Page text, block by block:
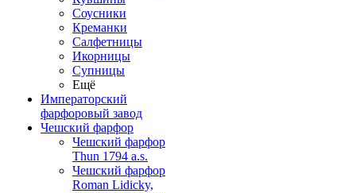
Соусники
Креманки
Салфетницы
Икорницы
Супницы
Ещё
Императорский
фарфоровый завод
Чешский фарфор
Чешский фарфор
Thun 1794 a.s.
Чешский фарфор
Roman Lidicky,